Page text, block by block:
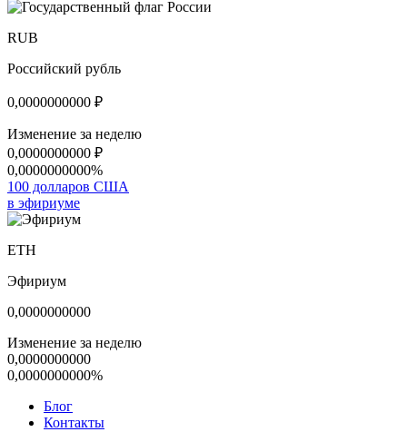
RUB
Российский рубль
0,0000000000 ₽
Изменение за неделю
0,0000000000 ₽
0,0000000000%
100 долларов США
в эфириуме
ETH
Эфириум
0,0000000000
Изменение за неделю
0,0000000000
0,0000000000%
Блог
Контакты